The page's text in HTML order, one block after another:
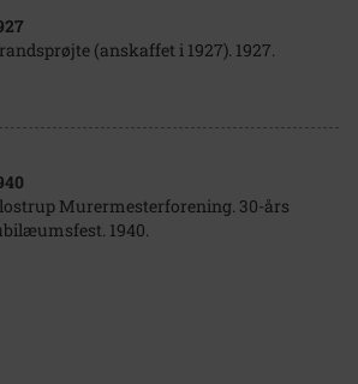
(anskaffet i 1927). 1927.
Murermesterforening. 30-års
1940.